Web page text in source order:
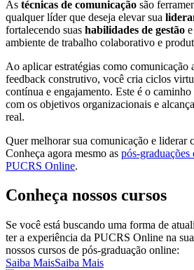
As técnicas de comunicação são
qualquer líder que deseja elevar sua
fortalecendo suas habilidades de gestão
ambiente de trabalho colaborativo e
Ao aplicar estratégias como comunicação
feedback construtivo, você cria ciclos
contínua e engajamento. Este é o
com os objetivos organizacionais e
real.
Quer melhorar sua comunicação e liderar
Conheça agora mesmo as pós-graduações
PUCRS Online.
Conheça nossos cursos
Se você está buscando uma forma de
ter a experiência da PUCRS Online na
nossos cursos de pós-graduação online:
Saiba MaisSaiba Mais